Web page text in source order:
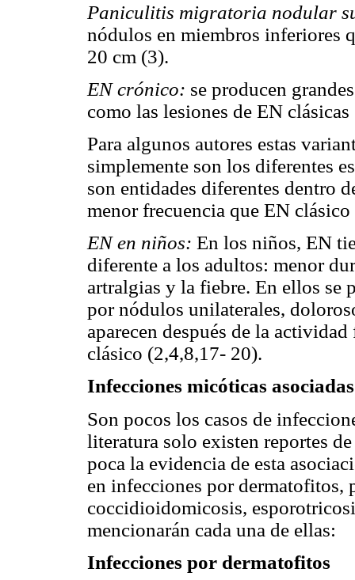
Paniculitis migratoria nodular
nódulos en miembros inferiores
20 cm (3).
EN crónico: se producen
como las lesiones de EN clásicas
Para algunos autores estas
simplemente son los diferentes
son entidades diferentes dentro
menor frecuencia que EN
EN en niños: En los niños, EN
diferente a los adultos: menor
artralgias y la fiebre. En ellos se
por nódulos unilaterales,
aparecen después de la
clásico (2,4,8,17- 20).
Infecciones micóticas
Son pocos los casos de
literatura solo existen reportes
poca la evidencia de esta
en infecciones por dermatofitos,
coccidioidomicosis,
mencionarán cada una de ellas:
Infecciones por dermatofitos